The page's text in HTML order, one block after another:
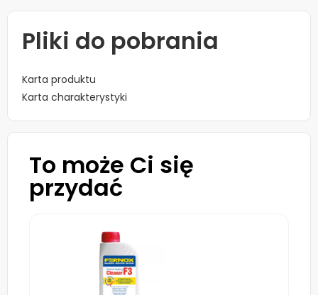
Pliki do pobrania
Karta produktu
Karta charakterystyki
To może Ci się
przydać